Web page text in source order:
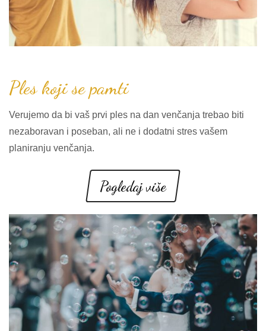
Ples koji se pamti
Verujemo da bi vaš prvi ples na dan venčanja trebao biti
nezaboravan i poseban, ali ne i dodatni stres vašem
planiranju venčanja.
Pogledaj više